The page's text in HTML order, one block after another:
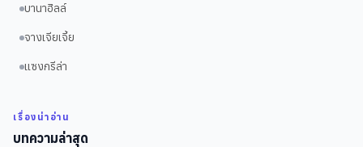
บานาฮิลล์
จางเจียเจี้ย
แซงกรีล่า
เรื่องน่าอ่าน
บทความล่าสุด